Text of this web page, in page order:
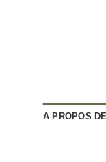
A PROPOS